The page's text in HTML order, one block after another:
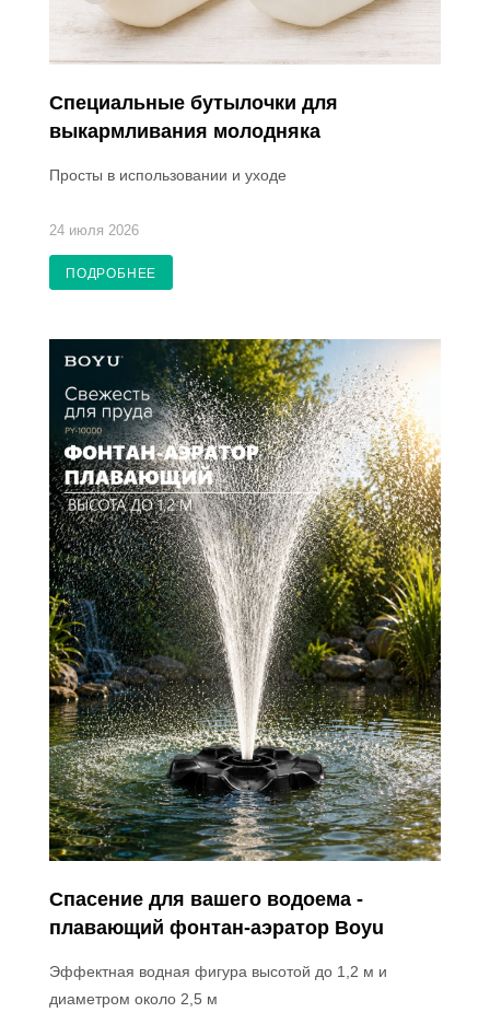
Специальные бутылочки для
выкармливания молодняка
Просты в использовании и уходе
24 июля 2026
ПОДРОБНЕЕ
Спасение для вашего водоема -
плавающий фонтан-аэратор Boyu
Эффектная водная фигура высотой до 1,2 м и
диаметром около 2,5 м